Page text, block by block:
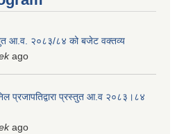
आ.व. २०८३/८४ को बजेट वक्तव्य
ago
प्रजापतिद्वारा प्रस्तुत आ.व‍ २०८३।८४
ago